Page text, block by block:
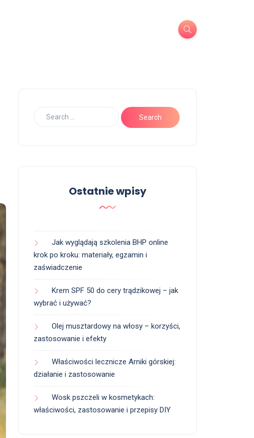
Ostatnie wpisy
Jak wyglądają szkolenia BHP online
krok po kroku: materiały, egzamin i
zaświadczenie
Krem SPF 50 do cery trądzikowej – jak
wybrać i używać?
Olej musztardowy na włosy – korzyści,
zastosowanie i efekty
Właściwości lecznicze Arniki górskiej:
działanie i zastosowanie
Wosk pszczeli w kosmetykach:
właściwości, zastosowanie i przepisy DIY